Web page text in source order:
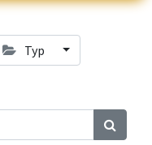
Typ